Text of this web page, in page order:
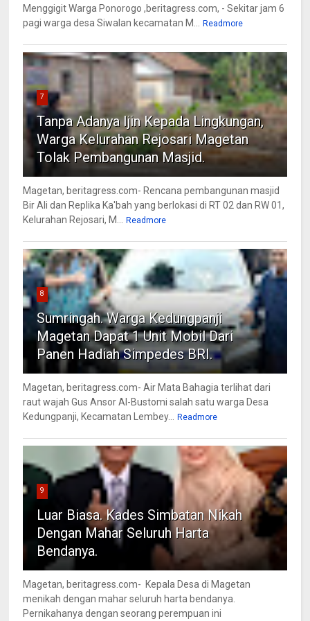
Menggigit Warga Ponorogo ,beritagress.com, - Sekitar jam 6
pagi warga desa Siwalan kecamatan M...
Readmore
7
Tanpa Adanya Ijin Kepada Lingkungan,
Warga Kelurahan Rejosari Magetan
Tolak Pembangunan Masjid.
Magetan, beritagress.com- Rencana pembangunan masjid
Bir Ali dan Replika Ka'bah yang berlokasi di RT 02 dan RW 01,
Kelurahan Rejosari, M...
Readmore
8
Sumringah. Warga Kedungpanji
Magetan Dapat 1 Unit Mobil Dari
Panen Hadiah Simpedes BRI.
Magetan, beritagress.com- Air Mata Bahagia terlihat dari
raut wajah Gus Ansor Al-Bustomi salah satu warga Desa
Kedungpanji, Kecamatan Lembey...
Readmore
9
Luar Biasa. Kades Simbatan Nikah
Dengan Mahar Seluruh Harta
Bendanya.
Magetan, beritagress.com- Kepala Desa di Magetan
menikah dengan mahar seluruh harta bendanya.
Pernikahanya dengan seorang perempuan ini